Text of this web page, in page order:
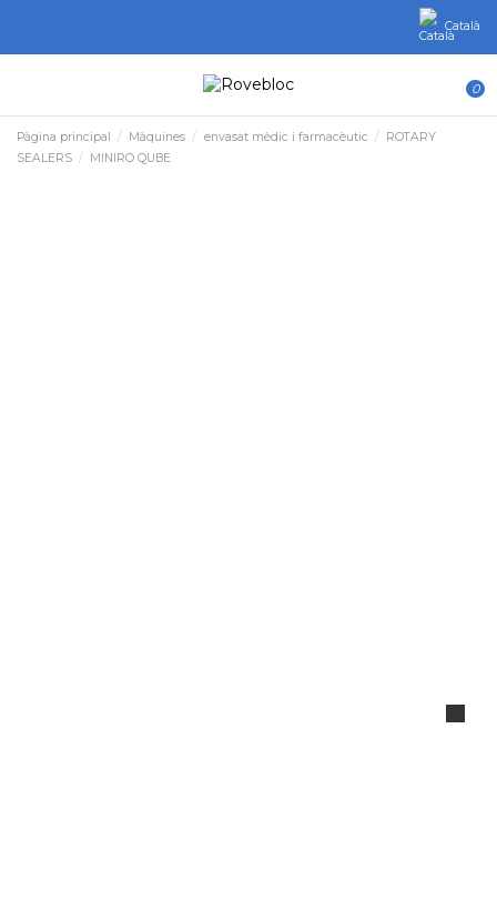
Català
0
Pàgina principal Màquines envasat mèdic i farmacèutic
ROTARY
SEALERS
MINIRO QUBE